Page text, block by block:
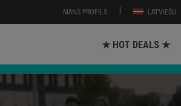
LATVIEŠU
|
MANS PROFILS
★ HOT DEALS ★